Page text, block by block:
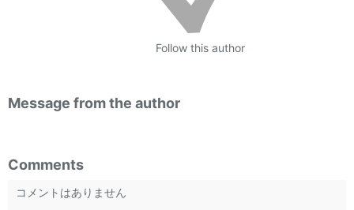
Follow this author
Message from the author
Comments
コメントはありません